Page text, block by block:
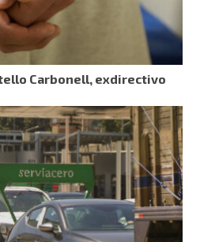
Carbonell, exdirectivo